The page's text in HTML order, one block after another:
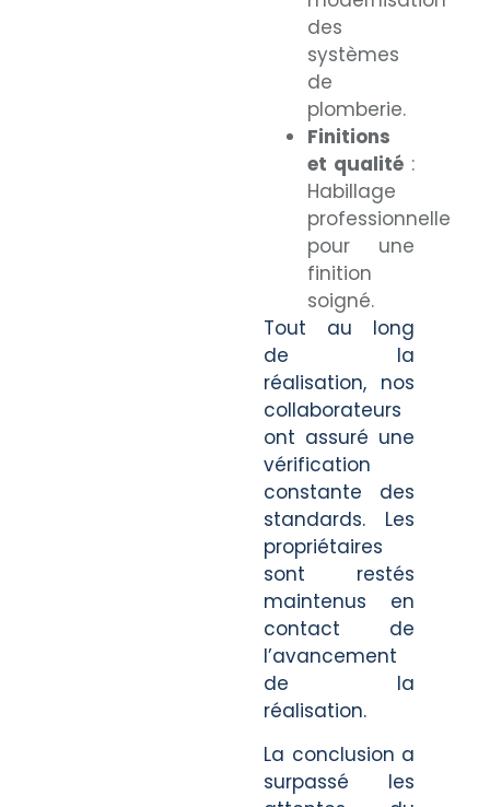
des
systèmes
de
plomberie.
Finitions
et qualité :
Habillage
professionnelle
pour une
finition
soigné.
Tout au long
de la
réalisation, nos
collaborateurs
ont assuré une
vérification
constante des
standards. Les
propriétaires
sont restés
maintenus en
contact de
l’avancement
de la
réalisation.
La conclusion a
surpassé les